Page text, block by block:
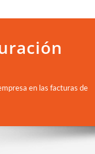
en las facturas de